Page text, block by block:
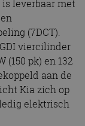
is leverbaar met
(7DCT).
viercilinder
(150 pk) en 132
aan de
Kia zich op
elektrisch